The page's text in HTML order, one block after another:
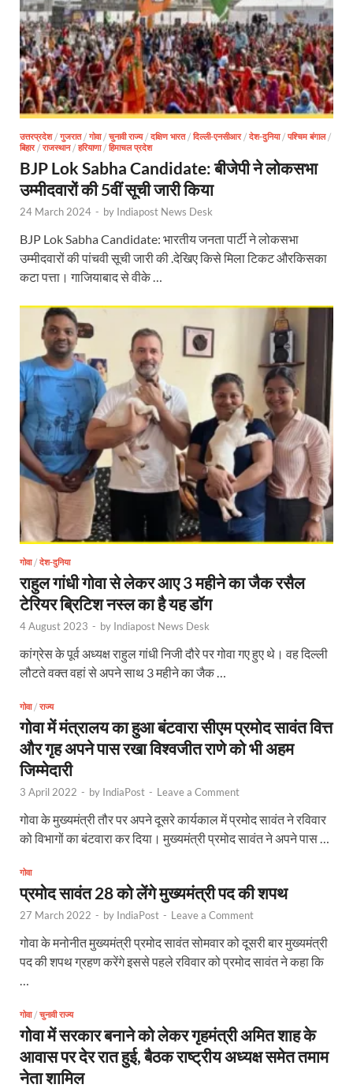
उत्तरप्रदेश/ गुजरात/ गोवा/ चुनावी राज्य/ दक्षिण भारत/ दिल्ली-एनसीआर/ देश-दुनिया/ पश्चिम बंगाल/
बिहार/ राजस्थान/ हरियाणा/ हिमाचल प्रदेश
BJP Lok Sabha Candidate: बीजेपी ने लोकसभा
उम्मीदवारों की 5वीं सूची जारी किया
24 March 2024 - by Indiapost News Desk
BJP Lok Sabha Candidate: भारतीय जनता पार्टी ने लोकसभा
उम्मीदवारों की पांचवी सूची जारी की .देखिए किसे मिला टिकट औरकिसका
कटा पत्ता। गाजियाबाद से वीके …
गोवा/ देश-दुनिया
राहुल गांधी गोवा से लेकर आए 3 महीने का जैक रसैल
टेरियर ब्रिटिश नस्ल का है यह डॉग
4 August 2023 - by Indiapost News Desk
कांग्रेस के पूर्व अध्यक्ष राहुल गांधी निजी दौरे पर गोवा गए हुए थे। वह दिल्ली
लौटते वक्त वहां से अपने साथ 3 महीने का जैक …
गोवा/ राज्य
गोवा में मंत्रालय का हुआ बंटवारा सीएम प्रमोद सावंत वित्त
और गृह अपने पास रखा विश्वजीत राणे को भी अहम
जिम्मेदारी
3 April 2022 - by IndiaPost - Leave a Comment
गोवा के मुख्यमंत्री तौर पर अपने दूसरे कार्यकाल में प्रमोद सावंत ने रविवार
को विभागों का बंटवारा कर दिया। मुख्यमंत्री प्रमोद सावंत ने अपने पास …
गोवा
प्रमोद सावंत 28 को लेंगे मुख्यमंत्री पद की शपथ
27 March 2022 - by IndiaPost - Leave a Comment
गोवा के मनोनीत मुख्यमंत्री प्रमोद सावंत सोमवार को दूसरी बार मुख्यमंत्री
पद की शपथ ग्रहण करेंगे इससे पहले रविवार को प्रमोद सावंत ने कहा कि
गोवा/ चुनावी राज्य
गोवा में सरकार बनाने को लेकर गृहमंत्री अमित शाह के
आवास पर देर रात हुई, बैठक राष्ट्रीय अध्यक्ष समेत तमाम
नेता शामिल